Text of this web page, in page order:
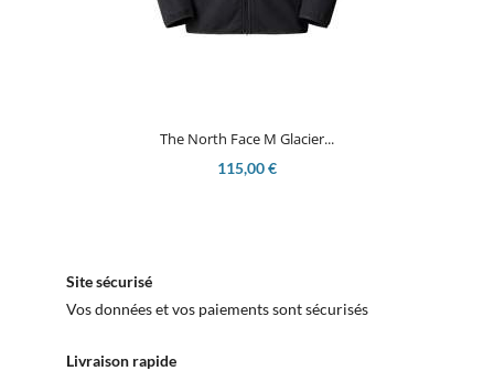
The North Face M Glacier...
115,00 €
Site sécurisé
Vos données et vos paiements sont sécurisés
Livraison rapide